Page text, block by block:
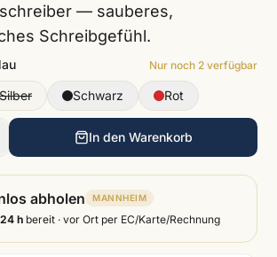
— sauberes,
Schreibgefühl.
Nur noch 2 verfügbar
Silber Schwarz Rot
In den Warenkorb
abholen MANNHEIM
h bereit · vor Ort per EC/Karte/Rechnung